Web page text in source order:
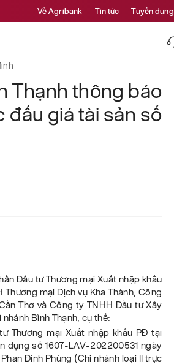
Về Agribank Tin tức Tuyển dụng
Thạnh thông báo
đấu giá tài sản số
Đầu tư Thương mại Xuất nhập khẩu
mại Dịch vụ Kha Thành, Công
Thơ và Công ty TNHH Đầu tư Xây
Bình Thạnh, cụ thể:
Thương mại Xuất nhập khẩu PĐ tại
dụng số 1607-LAV-202200531 ngày
Đình Phùng (Chi nhánh loại II trực